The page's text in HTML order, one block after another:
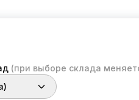
(при выборе склада